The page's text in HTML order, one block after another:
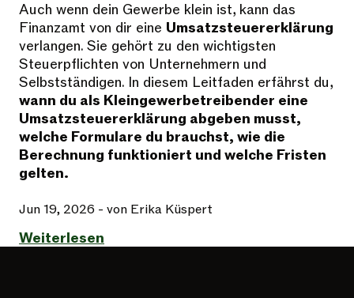
Auch wenn dein Gewerbe klein ist, kann das
Finanzamt von dir eine Umsatzsteuererklärung
verlangen. Sie gehört zu den wichtigsten
Steuerpflichten von Unternehmern und
Selbstständigen. In diesem Leitfaden erfährst du,
wann du als Kleingewerbetreibender eine
Umsatzsteuererklärung abgeben musst,
welche Formulare du brauchst, wie die
Berechnung funktioniert und welche Fristen
gelten.
Jun 19, 2026 - von Erika Küspert
Weiterlesen